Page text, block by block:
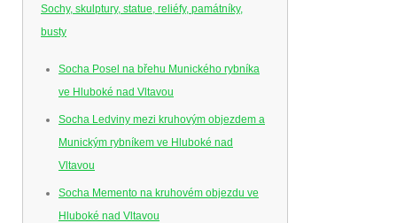
Sochy, skulptury, statue, reliéfy, památníky,
busty
Socha Posel na břehu Munického rybníka
ve Hluboké nad Vltavou
Socha Ledviny mezi kruhovým objezdem a
Munickým rybníkem ve Hluboké nad
Vltavou
Socha Memento na kruhovém objezdu ve
Hluboké nad Vltavou